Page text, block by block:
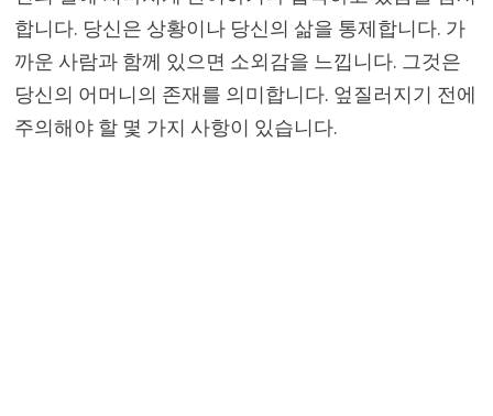
합니다. 당신은 상황이나 당신의 삶을 통제합니다. 가
까운 사람과 함께 있으면 소외감을 느낍니다. 그것은
당신의 어머니의 존재를 의미합니다. 엎질러지기 전에
주의해야 할 몇 가지 사항이 있습니다.